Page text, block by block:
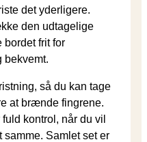
det yderligere.
den udtagelige
bordet frit for
bekvemt.
så du kan tage
at brænde fingrene.
kontrol, når du vil
samme. Samlet set er